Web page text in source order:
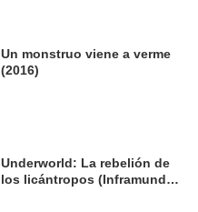
Un monstruo viene a verme
(2016)
Underworld: La rebelión de
los licántropos (Inframundo: